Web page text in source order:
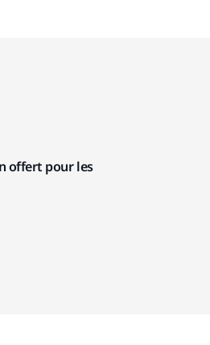
offert pour les